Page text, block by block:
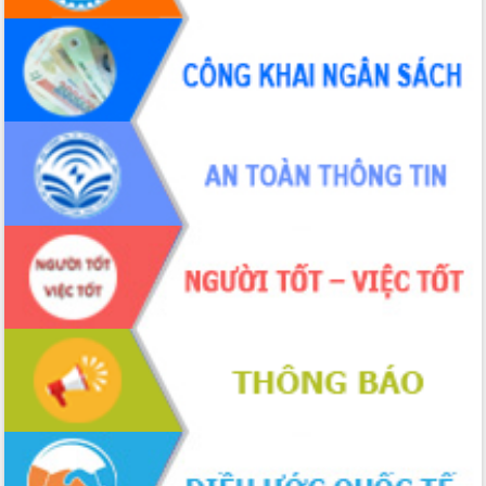
Đắk Lắk rà soát, điều chỉnh Đề án 190
về phát triển nuôi trồng thủy sản
Phó Chủ tịch UBND tỉnh Đắk Lắk
Trương Công Thái kiểm tra thực địa
Dự án cao tốc Khánh Hòa - Buôn Ma
Định vị cà phê Việt Nam như một “di
sản sống” trong dòng chảy toàn cầu
Xây dựng nông thôn mới: Nâng cao đời
sống người dân từ những mô hình thiết
thực
Quyết liệt tháo gỡ vướng mắc, đẩy
nhanh tiến độ các dự án trọng điểm
trong Khu kinh tế Nam Phú Yên
Hòn Yến phát triển du lịch gắn với bảo
tồn biển
Lấy ý kiến điều chỉnh Quy hoạch tỉnh
Đắk Lắk thời kỳ 2021-2030, tầm nhìn
đến năm 2050
Phát động chiến dịch 30 ngày đêm